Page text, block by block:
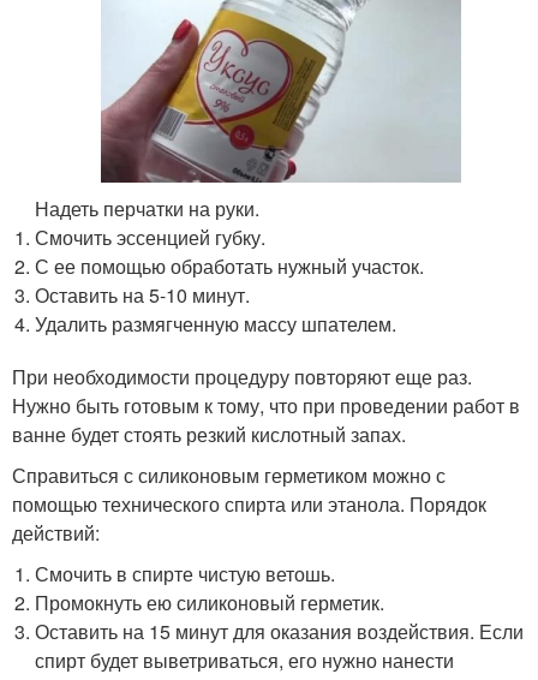
Надеть перчатки на руки.
Смочить эссенцией губку.
С ее помощью обработать нужный участок.
Оставить на 5-10 минут.
Удалить размягченную массу шпателем.
При необходимости процедуру повторяют еще раз.
Нужно быть готовым к тому, что при проведении работ в
ванне будет стоять резкий кислотный запах.
Справиться с силиконовым герметиком можно с
помощью технического спирта или этанола. Порядок
действий:
Смочить в спирте чистую ветошь.
Промокнуть ею силиконовый герметик.
Оставить на 15 минут для оказания воздействия. Если
спирт будет выветриваться, его нужно нанести